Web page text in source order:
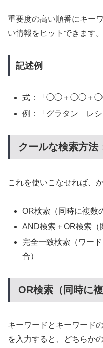
重要度の高い順番にキー
い情報をヒットできます。
記述例
式：「◯◯＋◯◯＋
例：「グラタン レ
クールな検索方法
これを使いこなせれば、
OR検索（同時に複数
AND検索＋OR検索（
完全一致検索（ワー
合）
OR検索（同時に
キーワードとキーワード
を入力すると、どちらか